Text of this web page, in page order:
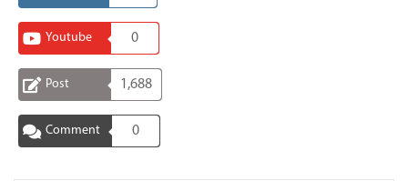
Youtube 0
Post 1,688
Comment 0